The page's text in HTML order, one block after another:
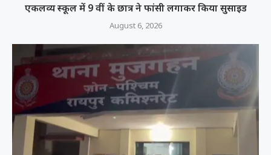
एकलव्य स्कूल में 9 वीं के छात्र ने फांसी लगाकर किया सुसाइड
August 6, 2026